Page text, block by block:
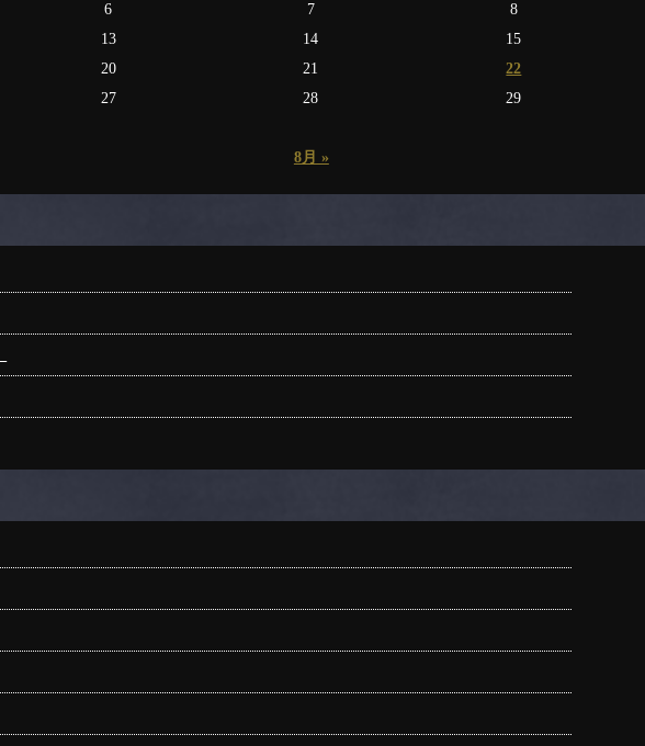
8月 »
6 7
8
13 14
15
20 21
22
27 28
29